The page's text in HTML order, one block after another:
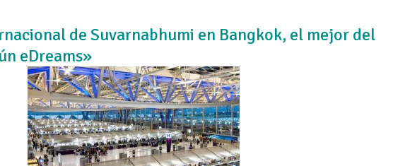
de Suvarnabhumi en Bangkok, el mejor del
eDreams»